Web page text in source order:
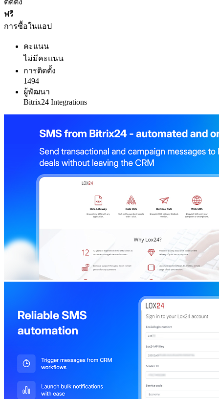
ติดตั้ง
ฟรี
การซื้อในแอป
คะแนน
ไม่มีคะแนน
การติดตั้ง
1494
ผู้พัฒนา
Bitrix24 Integrations